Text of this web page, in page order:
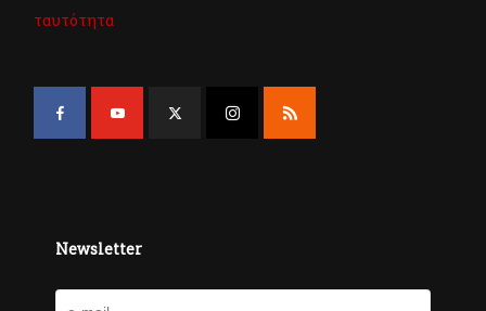
ταυτότητα
Newsletter